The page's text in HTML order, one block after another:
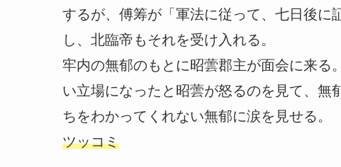
するが、傅筹が「軍法に従って、七日後に
し、北臨帝もそれを受け入れる。
牢内の無郁のもとに昭蕓郡主が面会に来る
い立場になったと昭蕓が怒るのを見て、
ちをわかってくれない無郁に涙を見せる。
ツッコミ